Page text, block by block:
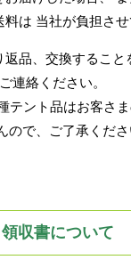
は 当社が負担させ
返品、交換すること
連絡ください。
テント品はお客さ
ので、ご了承くださ
領収書について